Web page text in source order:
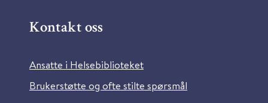
Kontakt oss
Ansatte i Helsebiblioteket
Brukerstøtte og ofte stilte spørsmål